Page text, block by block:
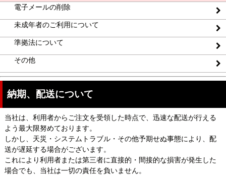
電子メールの削除
未成年者のご利用について
準拠法について
その他
納期、配送について
当社は、利用者からご注文を受領した時点で、迅速な配送が行える
よう最大限努めております。
しかし、天災・システムトラブル・その他予期せぬ事態により、配
送が遅延する場合がございます。
これにより利用者または第三者に直接的・間接的な損害が発生した
場合でも、当社は一切の責任を負いません。